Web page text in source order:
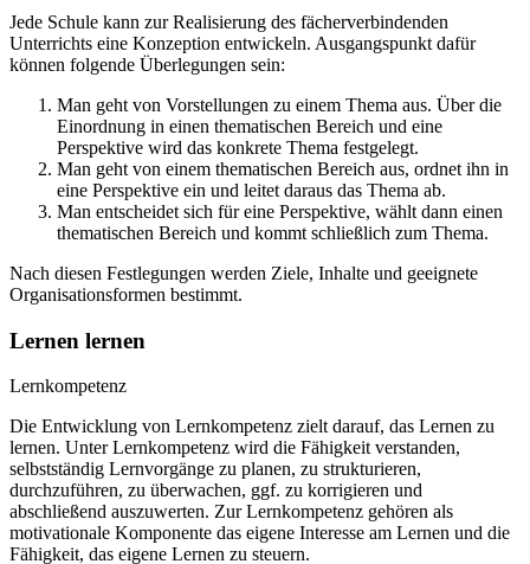
Jede Schule kann zur Realisierung des fächerverbindenden
Unterrichts eine Konzeption entwickeln. Ausgangspunkt dafür
können folgende Überlegungen sein:
Man geht von Vorstellungen zu einem Thema aus. Über die
Einordnung in einen thematischen Bereich und eine
Perspektive wird das konkrete Thema festgelegt.
Man geht von einem thematischen Bereich aus, ordnet ihn in
eine Perspektive ein und leitet daraus das Thema ab.
Man entscheidet sich für eine Perspektive, wählt dann einen
thematischen Bereich und kommt schließlich zum Thema.
Nach diesen Festlegungen werden Ziele, Inhalte und geeignete
Organisationsformen bestimmt.
Lernen lernen
Lernkompetenz
Die Entwicklung von Lernkompetenz zielt darauf, das Lernen zu
lernen. Unter Lernkompetenz wird die Fähigkeit verstanden,
selbstständig Lernvorgänge zu planen, zu strukturieren,
durchzuführen, zu überwachen, ggf. zu korrigieren und
abschließend auszuwerten. Zur Lernkompetenz gehören als
motivationale Komponente das eigene Interesse am Lernen und die
Fähigkeit, das eigene Lernen zu steuern.